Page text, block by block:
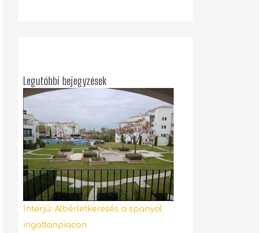
Legutóbbi bejegyzések
Interjú: Albérletkeresés a spanyol
ingatlanpiacon